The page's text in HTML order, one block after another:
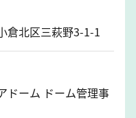
北区三萩野3-1-1
ドーム ドーム管理事